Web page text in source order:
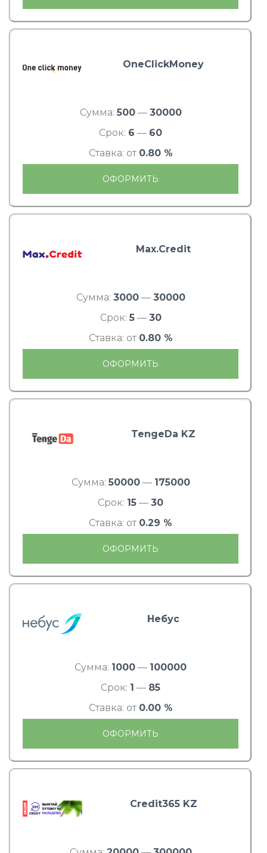
OneClickMoney
Сумма: 500— 30000
Срок: 6 — 60
Ставка: от 0.80 %
ОФОРМИТЬ
Max.Credit
Сумма: 3000— 30000
Срок: 5— 30
Ставка: от 0.80 %
ОФОРМИТЬ
TengeDa KZ
Сумма: 50000— 175000
Срок: 15 — 30
Ставка: от 0.29 %
ОФОРМИТЬ
Небус
Сумма: 1000 — 100000
Срок: 1 — 85
Ставка: от 0.00 %
ОФОРМИТЬ
Credit365 KZ